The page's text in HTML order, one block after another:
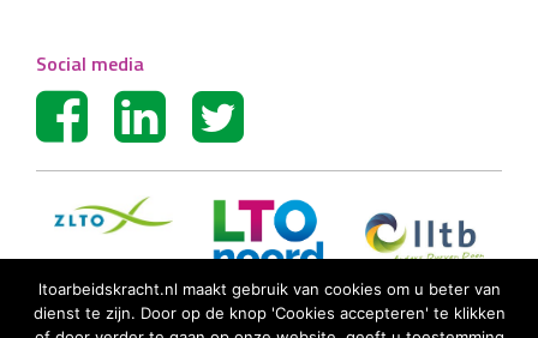
Social media
ltoarbeidskracht.nl maakt gebruik van cookies om u beter van
dienst te zijn. Door op de knop 'Cookies accepteren' te klikken